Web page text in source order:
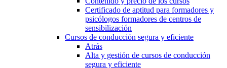
Certificado de aptitud para formadores y
psicólogos formadores de centros de
sensibilización
Cursos de conducción segura y eficiente
Atrás
Alta y gestión de cursos de conducción
segura y eficiente